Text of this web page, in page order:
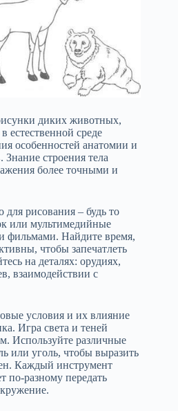
диких животных,
естественной среде
особенностей анатомии и
строения тела
более точными и
рисования – будь то
или мультимедийные
фильмами. Найдите время,
чтобы запечатлеть
на деталях: орудиях,
взаимодействии с
условия и их влияние
Игра света и теней
Используйте различные
или уголь, чтобы выразить
Каждый инструмент
по-разному передать